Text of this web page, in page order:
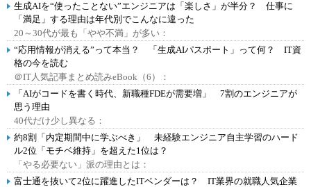
生成AIを“使ったことない”エンジニアは「楽しさ」が半分？ 仕事に
「満足」する理由は年代別でこんなに違った
20～30代が最も「やや不満」が多い：
“応用情報が消える”って本当？ 「生成AIパスポート」って何？ IT資
格の今を読む
＠IT人気記事まとめ読みeBook（6）：
「AIがコードを書く時代、新職種FDEが需要増」 7割のエンジニアが
思う理由
40代だけ少し異なる：
約8割「内定期間中に学ぶべき」 未経験エンジニア自主学習のハード
ル2位「モチベ維持」を超えた1位は？
「やる必要ない」派の理由とは：
富士通を抜いて2位に躍進したITベンダーは？ IT業界の就職人気企業